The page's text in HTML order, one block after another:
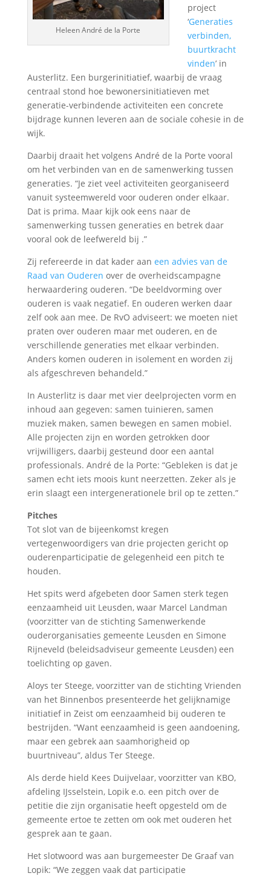
Heleen André de la Porte
project
‘Generaties
verbinden,
buurtkracht
vinden’ in
Austerlitz. Een burgerinitiatief, waarbij de vraag
centraal stond hoe bewonersinitiatieven met
generatie-verbindende activiteiten een concrete
bijdrage kunnen leveren aan de sociale cohesie in de
wijk.
Daarbij draait het volgens André de la Porte vooral
om het verbinden van en de samenwerking tussen
generaties. “Je ziet veel activiteiten georganiseerd
vanuit systeemwereld voor ouderen onder elkaar.
Dat is prima. Maar kijk ook eens naar de
samenwerking tussen generaties en betrek daar
vooral ook de leefwereld bij .”
Zij refereerde in dat kader aan een advies van de
Raad van Ouderen over de overheidscampagne
herwaardering ouderen. “De beeldvorming over
ouderen is vaak negatief. En ouderen werken daar
zelf ook aan mee. De RvO adviseert: we moeten niet
praten over ouderen maar met ouderen, en de
verschillende generaties met elkaar verbinden.
Anders komen ouderen in isolement en worden zij
als afgeschreven behandeld.”
In Austerlitz is daar met vier deelprojecten vorm en
inhoud aan gegeven: samen tuinieren, samen
muziek maken, samen bewegen en samen mobiel.
Alle projecten zijn en worden getrokken door
vrijwilligers, daarbij gesteund door een aantal
professionals. André de la Porte: “Gebleken is dat je
samen echt iets moois kunt neerzetten. Zeker als je
erin slaagt een intergenerationele bril op te zetten.”
Pitches
Tot slot van de bijeenkomst kregen
vertegenwoordigers van drie projecten gericht op
ouderenparticipatie de gelegenheid een pitch te
houden.
Het spits werd afgebeten door Samen sterk tegen
eenzaamheid uit Leusden, waar Marcel Landman
(voorzitter van de stichting Samenwerkende
ouderorganisaties gemeente Leusden en Simone
Rijneveld (beleidsadviseur gemeente Leusden) een
toelichting op gaven.
Aloys ter Steege, voorzitter van de stichting Vrienden
van het Binnenbos presenteerde het gelijknamige
initiatief in Zeist om eenzaamheid bij ouderen te
bestrijden. “Want eenzaamheid is geen aandoening,
maar een gebrek aan saamhorigheid op
buurtniveau”, aldus Ter Steege.
Als derde hield Kees Duijvelaar, voorzitter van KBO,
afdeling IJsselstein, Lopik e.o. een pitch over de
petitie die zijn organisatie heeft opgesteld om de
gemeente ertoe te zetten om ook met ouderen het
gesprek aan te gaan.
Het slotwoord was aan burgemeester De Graaf van
Lopik: “We zeggen vaak dat participatie